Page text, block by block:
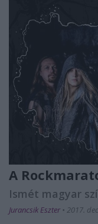
A
Ismét magyar
Jurancsik Eszter • 2017.